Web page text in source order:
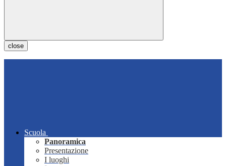
close
Scuola
Panoramica
Presentazione
I luoghi